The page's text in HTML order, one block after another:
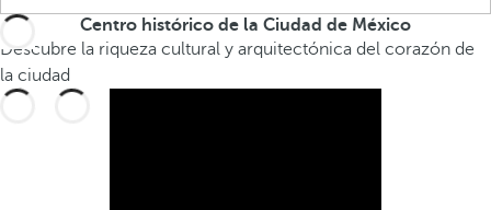
Centro histórico de la Ciudad de México
Descubre la riqueza cultural y arquitectónica del corazón de
la ciudad